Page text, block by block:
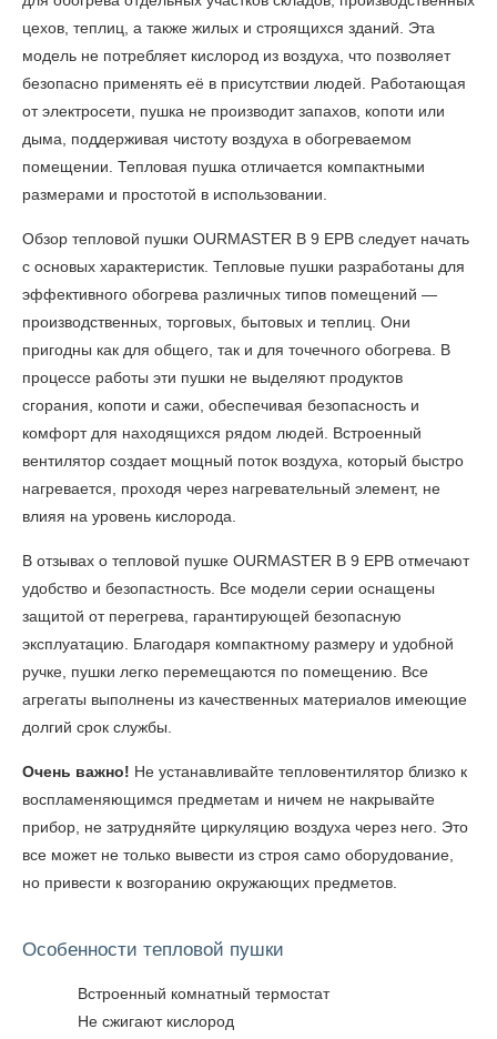
цехов, теплиц, а также жилых и строящихся зданий. Эта
модель не потребляет кислород из воздуха, что позволяет
безопасно применять её в присутствии людей. Работающая
от электросети, пушка не производит запахов, копоти или
дыма, поддерживая чистоту воздуха в обогреваемом
помещении. Тепловая пушка отличается компактными
размерами и простотой в использовании.
Обзор тепловой пушки OURMASTER B 9 EPB следует начать
с основых характеристик. Тепловые пушки разработаны для
эффективного обогрева различных типов помещений —
производственных, торговых, бытовых и теплиц. Они
пригодны как для общего, так и для точечного обогрева. В
процессе работы эти пушки не выделяют продуктов
сгорания, копоти и сажи, обеспечивая безопасность и
комфорт для находящихся рядом людей. Встроенный
вентилятор создает мощный поток воздуха, который быстро
нагревается, проходя через нагревательный элемент, не
влияя на уровень кислорода.
В отзывах о тепловой пушке OURMASTER B 9 EPB отмечают
удобство и безопастность. Все модели серии оснащены
защитой от перегрева, гарантирующей безопасную
эксплуатацию. Благодаря компактному размеру и удобной
ручке, пушки легко перемещаются по помещению. Все
агрегаты выполнены из качественных материалов имеющие
долгий срок службы.
Очень важно! Не устанавливайте тепловентилятор близко к
воспламеняющимся предметам и ничем не накрывайте
прибор, не затрудняйте циркуляцию воздуха через него. Это
все может не только вывести из строя само оборудование,
но привести к возгоранию окружающих предметов.
Особенности тепловой пушки
Встроенный комнатный термостат
Не сжигают кислород